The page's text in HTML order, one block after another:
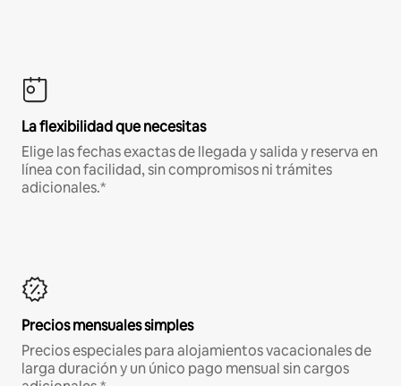
La flexibilidad que necesitas
Elige las fechas exactas de llegada y salida y reserva en
línea con facilidad, sin compromisos ni trámites
adicionales.*
Precios mensuales simples
Precios especiales para alojamientos vacacionales de
larga duración y un único pago mensual sin cargos